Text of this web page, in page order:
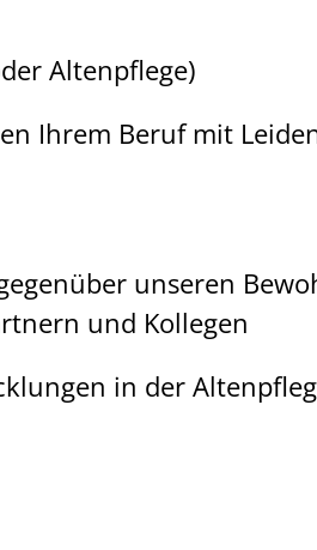
Altenpflege)
Ihrem Beruf mit
unseren
und Kollegen
in der